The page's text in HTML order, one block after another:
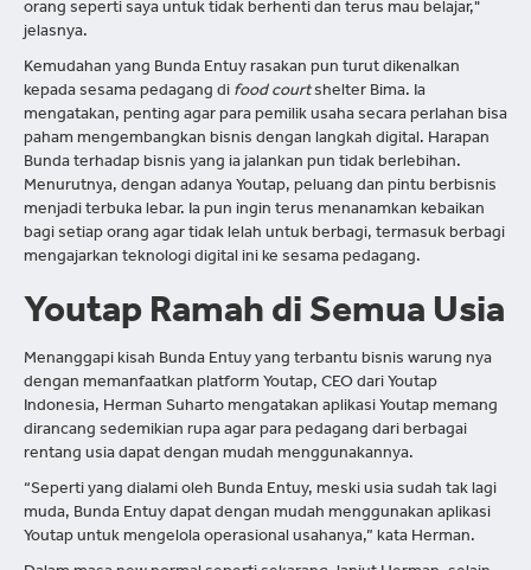
orang seperti saya untuk tidak berhenti dan terus mau belajar,"
jelasnya.
Kemudahan yang Bunda Entuy rasakan pun turut dikenalkan
kepada sesama pedagang di food courtshelter Bima. Ia
mengatakan, penting agar para pemilik usaha secara perlahan bisa
paham mengembangkan bisnis dengan langkah digital. Harapan
Bunda terhadap bisnis yang ia jalankan pun tidak berlebihan.
Menurutnya, dengan adanya Youtap, peluang dan pintu berbisnis
menjadi terbuka lebar. Ia pun ingin terus menanamkan kebaikan
bagi setiap orang agar tidak lelah untuk berbagi, termasuk berbagi
mengajarkan teknologi digital ini ke sesama pedagang.
Youtap Ramah di Semua Usia
Menanggapi kisah Bunda Entuy yang terbantu bisnis warung nya
dengan memanfaatkan platform Youtap, CEO dari Youtap
Indonesia, Herman Suharto mengatakan aplikasi Youtap memang
dirancang sedemikian rupa agar para pedagang dari berbagai
rentang usia dapat dengan mudah menggunakannya.
“Seperti yang dialami oleh Bunda Entuy, meski usia sudah tak lagi
muda, Bunda Entuy dapat dengan mudah menggunakan aplikasi
Youtap untuk mengelola operasional usahanya,” kata Herman.